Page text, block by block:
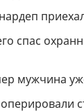
спас
мужчина